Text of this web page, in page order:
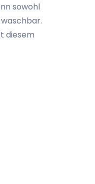
sowohl
diesem